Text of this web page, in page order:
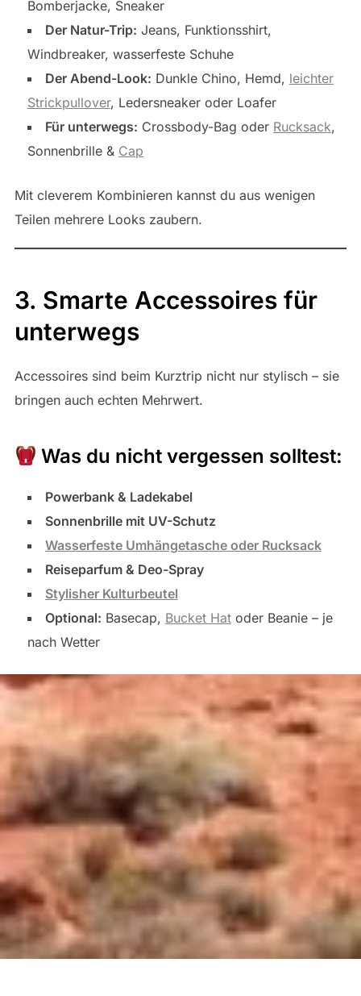
Bomberjacke, Sneaker
Der Natur-Trip: Jeans, Funktionsshirt,
Windbreaker, wasserfeste Schuhe
Der Abend-Look: Dunkle Chino, Hemd, leichter
Strickpullover, Ledersneaker oder Loafer
Für unterwegs: Crossbody-Bag oder Rucksack,
Sonnenbrille & Cap
Mit cleverem Kombinieren kannst du aus wenigen
Teilen mehrere Looks zaubern.
3. Smarte Accessoires für
unterwegs
Accessoires sind beim Kurztrip nicht nur stylisch – sie
bringen auch echten Mehrwert.
Was du nicht vergessen solltest:
Powerbank & Ladekabel
Sonnenbrille mit UV-Schutz
Wasserfeste Umhängetasche oder Rucksack
Reiseparfum & Deo-Spray
Stylisher Kulturbeutel
Optional: Basecap, Bucket Hatoder Beanie – je
nach Wetter